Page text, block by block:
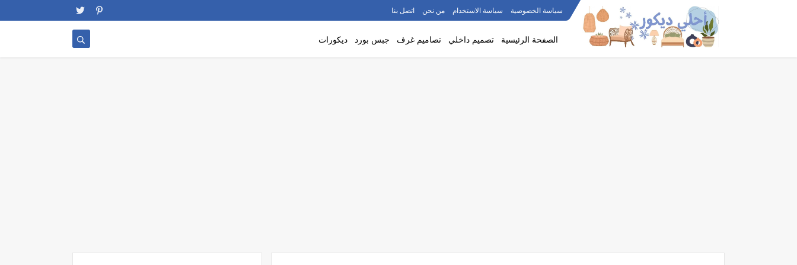
سياسة الخصوصية سياسة الاستخدام من نحن اتصل بنا
الصفحة الرئيسية تصميم داخلي تصاميم غرف جبس بورد ديكورات